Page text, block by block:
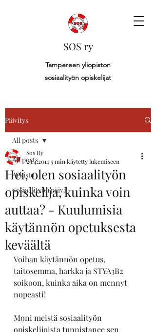
SOS ry
Tampereen yliopiston
sosiaalityön opiskelijat
Päivitys
All posts
Arkisto
Sosiaalityön päivä
All posts
Hei, olen sosiaalityön
opiskelija, kuinka voin
auttaa? - Kuulumisia
käytännön opetuksesta
keväältä
Sos Ry
29.4.20145 min käytetty lukemiseen
Voihan käytännön opetus,
taitosemma, harkka ja STYA3B2
soikoon, kuinka aika on mennyt
nopeasti!
Moni meistä sosiaalityön
opiskelijoista tunnistanee sen